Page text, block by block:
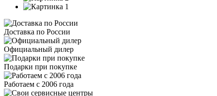
Доставка по России
Официальный дилер
Подарки при покупке
Работаем с 2006 года